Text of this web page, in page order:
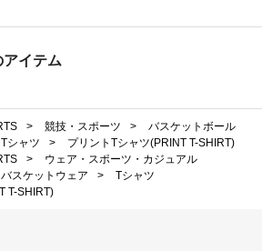
イテム
> 競技・スポーツ >
バスケットボール
Tシャツ >
プリントTシャツ(PRINT T-SHIRT)
>
ウェア・スポーツ・カジュアル
バスケットウェア >
Tシャツ
T-SHIRT)